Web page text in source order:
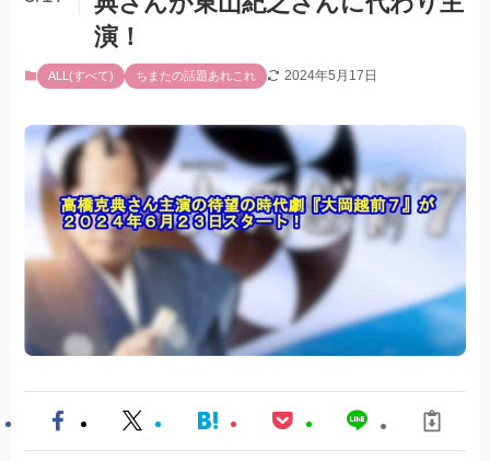
演！
ALL(すべて) ちまたの話題あれこれ 2024年5月17日